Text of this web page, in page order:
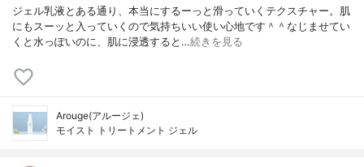
ジェル乳液とある通り、本当にするーっと滑っていくテクスチャー。肌
にもスーッと入っていくので気持ちいい使い心地です＾＾なじませてい
くと水っぽいのに、肌に浸透すると…続きを見る
Arouge(アルージェ)
モイスト トリートメント ジェル